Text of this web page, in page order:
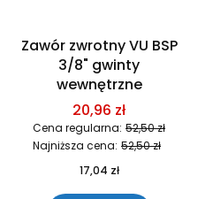
Zawór zwrotny VU BSP
3/8" gwinty
wewnętrzne
20,96 zł
Cena regularna: 52,50 zł
Najniższa cena: 52,50 zł
17,04 zł